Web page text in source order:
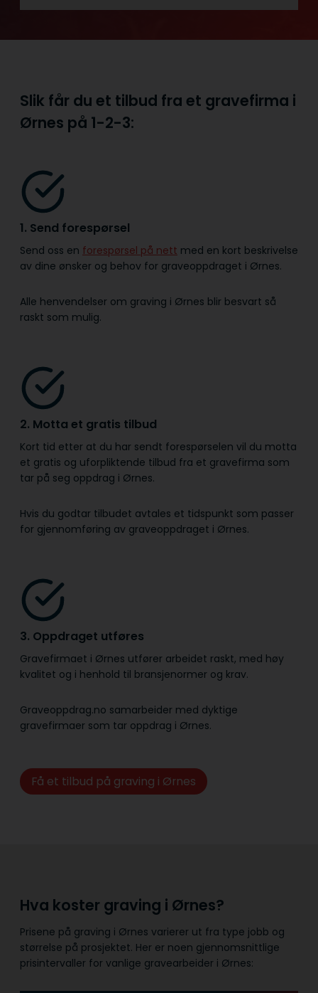
Slik får du et tilbud fra et gravefirma i
Ørnes på 1-2-3:
1. Send forespørsel
Send oss en forespørsel på nett med en kort beskrivelse
av dine ønsker og behov for graveoppdraget i Ørnes.
Alle henvendelser om graving i Ørnes blir besvart så
raskt som mulig.
2. Motta et gratis tilbud
Kort tid etter at du har sendt forespørselen vil du motta
et gratis og uforpliktende tilbud fra et gravefirma som
tar på seg oppdrag i Ørnes.
Hvis du godtar tilbudet avtales et tidspunkt som passer
for gjennomføring av graveoppdraget i Ørnes.
3. Oppdraget utføres
Gravefirmaet i Ørnes utfører arbeidet raskt, med høy
kvalitet og i henhold til bransje­normer og krav.
Graveoppdrag.no samarbeider med dyktige
gravefirmaer som tar oppdrag i Ørnes.
Få et tilbud på graving i Ørnes
Hva koster graving i Ørnes?
Prisene på graving i Ørnes varierer ut fra type jobb og
størrelse på prosjektet. Her er noen gjennomsnittlige
prisintervaller for vanlige gravearbeider i Ørnes: